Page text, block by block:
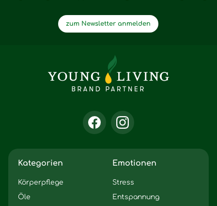
zum Newsletter anmelden
Kategorien
Körperpflege
Öle
Emotionen
Stress
Entspannung